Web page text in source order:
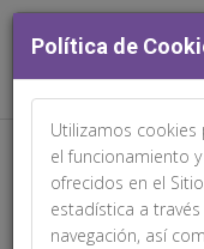
Política de
Utilizamos
el funcionamiento
ofrecidos en el
estadística a
navegación, así
Web